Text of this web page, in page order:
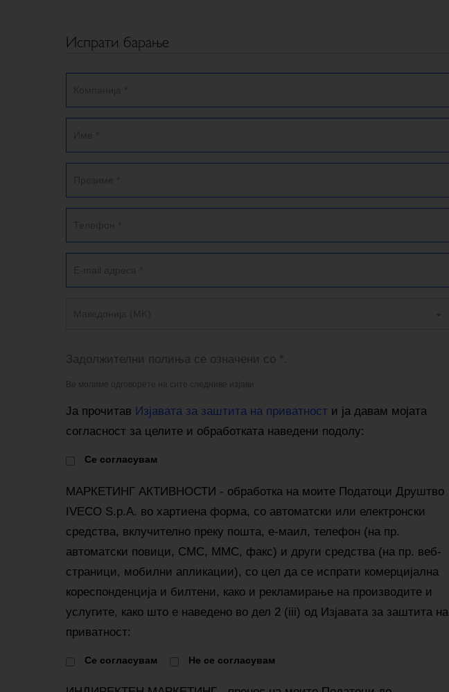
Испрати барање
Задолжителни полиња се означени со *.
Ве молиме одговорете на сите следниве изјави
Ја прочитав Изјавата за заштита на приватности ја давам мојата
согласност за целите и обработката наведени подолу:
Cе согласувам
МАРКЕТИНГ АКТИВНОСТИ - обработка на моите Податоци Друштво
IVECO S.p.A. во хартиена форма, со автоматски или електронски
средства, вклучително преку пошта, е-маил, телефон (на пр.
автоматски повици, СМС, ММС, факс) и други средства (на пр. веб-
страници, мобилни апликации), со цел да се испрати комерцијална
кореспонденција и билтени, како и рекламирање на производите и
услугите, како што е наведено во дел 2 (iii) од Изјавата за заштита на
приватност:
Cе согласувам Не се согласувам